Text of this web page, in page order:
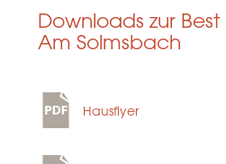
Downloads zur
Am Solmsbach
Hausflyer